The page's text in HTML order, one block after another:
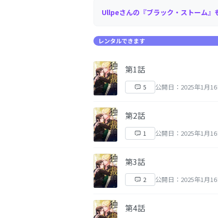
Ullpeさんの『ブラック・ストーム』
レンタルできます
第1話
5 公開日：2025年1月
第2話
1 公開日：2025年1月
第3話
2 公開日：2025年1月
第4話